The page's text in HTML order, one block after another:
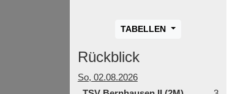
TABELLEN
Rückblick
So, 02.08.2026